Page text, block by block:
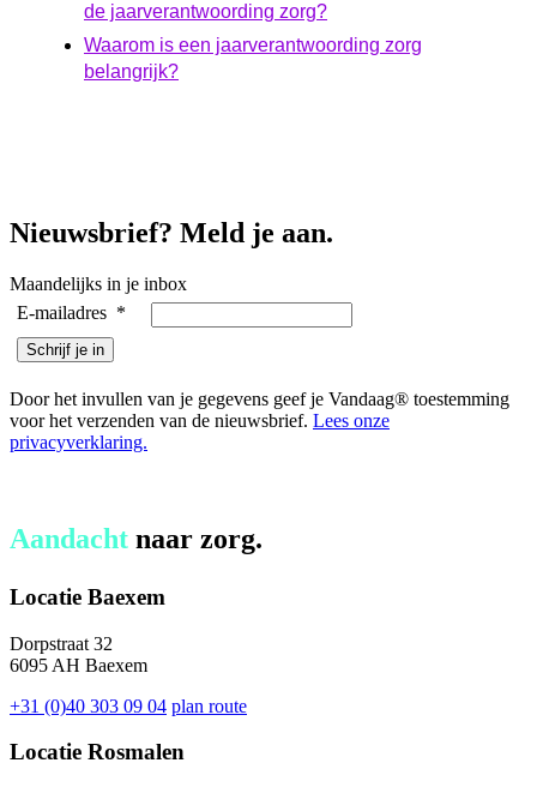
de jaarverantwoording zorg?
Waarom is een jaarverantwoording zorg
belangrijk?
Nieuwsbrief? Meld je aan.
Maandelijks in je inbox
E-mailadres *
Door het invullen van je gegevens geef je Vandaag® toestemming
voor het verzenden van de nieuwsbrief. Lees onze
privacyverklaring.
Aandacht naar zorg.
Locatie Baexem
Dorpstraat 32
6095 AH Baexem
+31 (0)40 303 09 04 plan route
Locatie Rosmalen